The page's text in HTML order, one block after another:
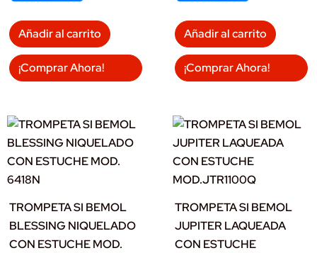
Añadir al carrito
¡Comprar Ahora!
Añadir al carrito
¡Comprar Ahora!
TROMPETA SI BEMOL
BLESSING NIQUELADO
CON ESTUCHE MOD.
TROMPETA SI BEMOL
JUPITER LAQUEADA
CON ESTUCHE